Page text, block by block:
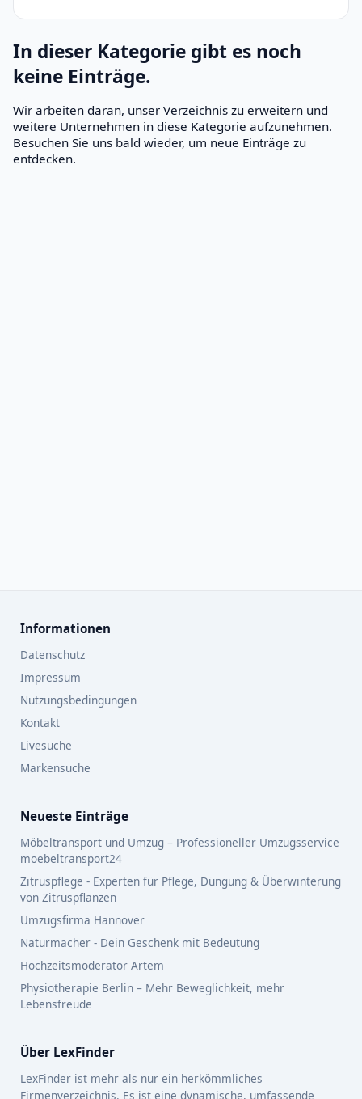
In dieser Kategorie gibt es noch
keine Einträge.
Wir arbeiten daran, unser Verzeichnis zu erweitern und
weitere Unternehmen in diese Kategorie aufzunehmen.
Besuchen Sie uns bald wieder, um neue Einträge zu
entdecken.
Informationen
Datenschutz
Impressum
Nutzungsbedingungen
Kontakt
Livesuche
Markensuche
Neueste Einträge
Möbeltransport und Umzug – Professioneller Umzugsservice
moebeltransport24
Zitruspflege - Experten für Pflege, Düngung & Überwinterung
von Zitruspflanzen
Umzugsfirma Hannover
Naturmacher - Dein Geschenk mit Bedeutung
Hochzeitsmoderator Artem
Physiotherapie Berlin – Mehr Beweglichkeit, mehr
Lebensfreude
Über LexFinder
LexFinder ist mehr als nur ein herkömmliches
Firmenverzeichnis. Es ist eine dynamische, umfassende